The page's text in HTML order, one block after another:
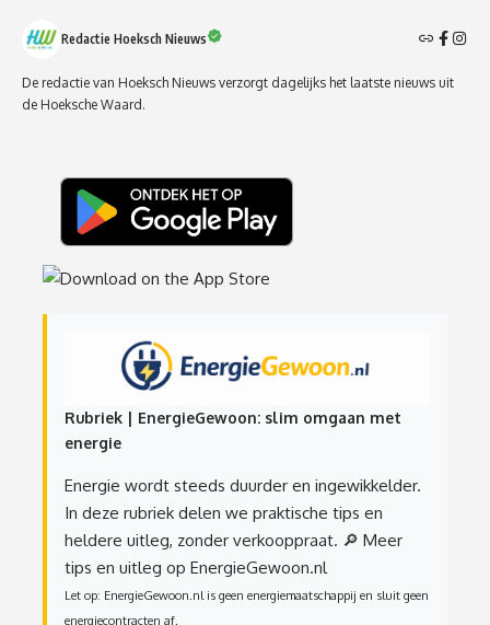
Redactie Hoeksch Nieuws
De redactie van Hoeksch Nieuws verzorgt dagelijks het laatste nieuws uit
de Hoeksche Waard.
Rubriek | EnergieGewoon: slim omgaan met
energie
Energie wordt steeds duurder en ingewikkelder.
In deze rubriek delen we praktische tips en
heldere uitleg, zonder verkooppraat. 🔎 Meer
tips en uitleg op EnergieGewoon.nl
Let op: EnergieGewoon.nl is geen energiemaatschappij en sluit geen
energiecontracten af.